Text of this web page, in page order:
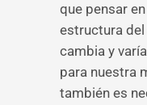
que pensar
estructura
cambia y
para nuestra
también es